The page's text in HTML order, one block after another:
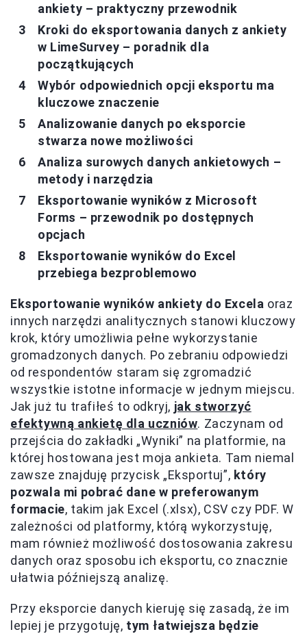
ankiety – praktyczny przewodnik
Kroki do eksportowania danych z ankiety
w LimeSurvey – poradnik dla
początkujących
Wybór odpowiednich opcji eksportu ma
kluczowe znaczenie
Analizowanie danych po eksporcie
stwarza nowe możliwości
Analiza surowych danych ankietowych –
metody i narzędzia
Eksportowanie wyników z Microsoft
Forms – przewodnik po dostępnych
opcjach
Eksportowanie wyników do Excel
przebiega bezproblemowo
Eksportowanie wyników ankiety do Excela oraz
innych narzędzi analitycznych stanowi kluczowy
krok, który umożliwia pełne wykorzystanie
gromadzonych danych. Po zebraniu odpowiedzi
od respondentów staram się zgromadzić
wszystkie istotne informacje w jednym miejscu.
Jak już tu trafiłeś to odkryj, jak stworzyć
efektywną ankietę dla uczniów. Zaczynam od
przejścia do zakładki „Wyniki” na platformie, na
której hostowana jest moja ankieta. Tam niemal
zawsze znajduję przycisk „Eksportuj”, który
pozwala mi pobrać dane w preferowanym
formacie, takim jak Excel (.xlsx), CSV czy PDF. W
zależności od platformy, którą wykorzystuję,
mam również możliwość dostosowania zakresu
danych oraz sposobu ich eksportu, co znacznie
ułatwia późniejszą analizę.
Przy eksporcie danych kieruję się zasadą, że im
lepiej je przygotuję, tym łatwiejsza będzie